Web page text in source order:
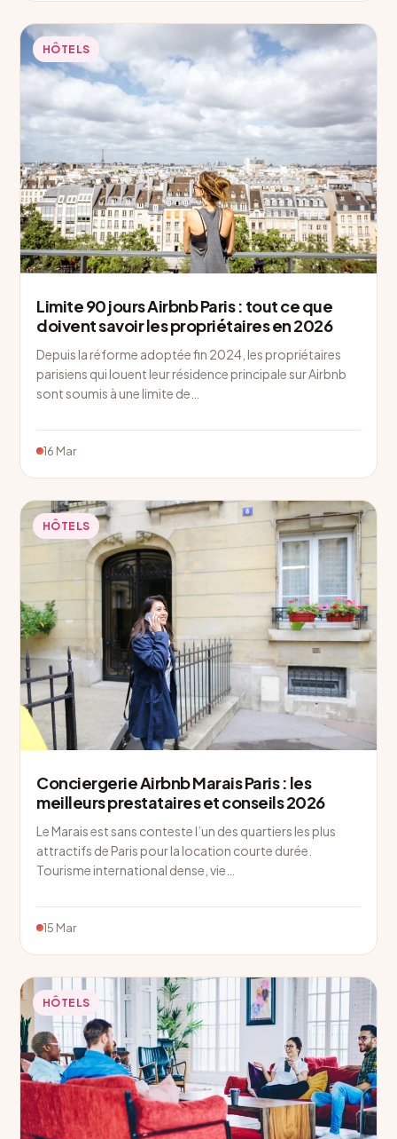
HÔTELS
Limite 90 jours Airbnb Paris : tout ce que
doivent savoir les propriétaires en 2026
Depuis la réforme adoptée fin 2024, les propriétaires
parisiens qui louent leur résidence principale sur Airbnb
sont soumis à une limite de…
16 Mar
HÔTELS
Conciergerie Airbnb Marais Paris : les
meilleurs prestataires et conseils 2026
Le Marais est sans conteste l’un des quartiers les plus
attractifs de Paris pour la location courte durée.
Tourisme international dense, vie…
15 Mar
HÔTELS